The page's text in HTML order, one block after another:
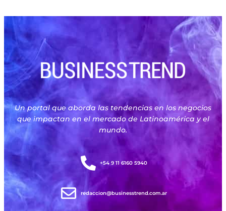
Un portal que aborda las tendencias en los negocios
que impactan en el mercado de Latinoamérica y el
mundo.
+54 9 11 6160 5940
redaccion@businesstrend.com.ar